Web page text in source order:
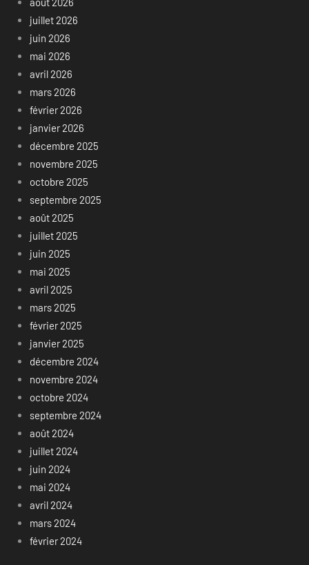
juillet 2026
juin 2026
mai 2026
avril 2026
mars 2026
février 2026
janvier 2026
décembre 2025
novembre 2025
octobre 2025
septembre 2025
août 2025
juillet 2025
juin 2025
mai 2025
avril 2025
mars 2025
février 2025
janvier 2025
décembre 2024
novembre 2024
octobre 2024
septembre 2024
août 2024
juillet 2024
juin 2024
mai 2024
avril 2024
mars 2024
février 2024